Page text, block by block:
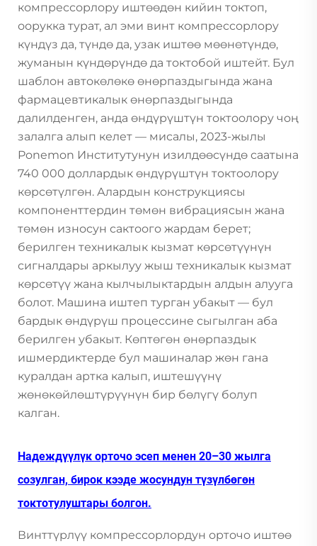
компрессорлору иштөөдөн кийин токтоп,
оорукка турат, ал эми винт компрессорлору
күндүз да, түндө да, узак иштөө мөөнөтүндө,
жуманын күндөрүндө да токтобой иштейт. Бул
шаблон автокөлөкө өнөрпаздыгында жана
фармацевтикалык өнөрпаздыгында
далилденген, анда өндүрүштүн токтоолору чоң
залалга алып келет — мисалы, 2023-жылы
Ponemon Институтунун изилдөөсүндө саатына
740 000 доллардык өндүрүштүн токтоолору
көрсөтүлгөн. Алардын конструкциясы
компоненттердин төмөн вибрациясын жана
төмөн износун сактоого жардам берет;
берилген техникалык кызмат көрсөтүүнүн
сигналдары аркылуу жыш техникалык кызмат
көрсөтүү жана кылчылыктардын алдын алууга
болот. Машина иштеп турган убакыт — бул
бардык өндүрүш процессине сыгылган аба
берилген убакыт. Көптөгөн өнөрпаздык
ишмердиктерде бул машиналар жөн гана
куралдан артка калып, иштешүүнү
жөнөкөйлөштүрүүнүн бир бөлүгү болуп
калган.
Надеждүүлүк орточо эсеп менен 20–30 жылга
созулган, бирок кээде жосундун түзүлбөгөн
токтотулуштары болгон.
Винттүрлүү компрессорлордун орточо иштөө